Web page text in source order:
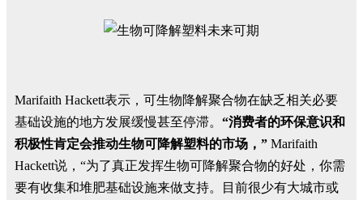
Marifaith Hackett表示，可生物降解聚合物在缺乏相关必要
基础设施的地方发展缓慢甚至停滞。 “消费者的环保意识和
积极性肯定会推动生物可降解塑料的市场，” Marifaith
Hackett说，“为了真正发挥生物可降解聚合物的好处，你需
要有收集和堆肥基础设施来做支持。
目前很少有大城市或